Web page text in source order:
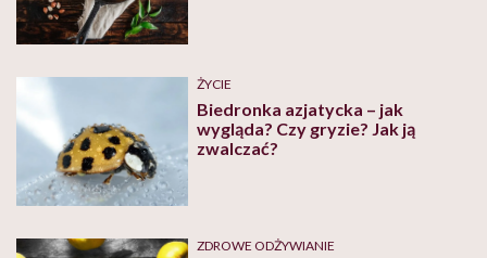
ŻYCIE
Biedronka azjatycka – jak
wygląda? Czy gryzie? Jak ją
zwalczać?
ZDROWE ODŻYWIANIE